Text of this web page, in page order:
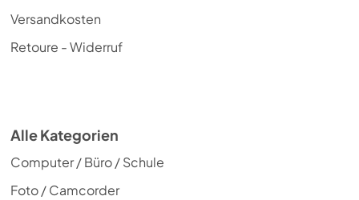
Versandkosten
Retoure - Widerruf
Alle Kategorien
Computer / Büro / Schule
Foto / Camcorder